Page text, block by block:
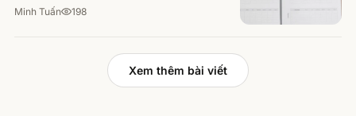
Minh Tuấn 198
Xem thêm bài viết